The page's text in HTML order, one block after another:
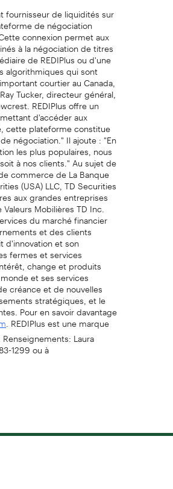
fournisseur de liquidités sur
de négociation
connexion permet aux
à la négociation de titres
de REDIPlus ou d'une
algorithmiques qui sont
courtier au Canada,
Tucker, directeur général,
REDIPlus offre un
d'accéder aux
cette plateforme constitue
négociation." Il ajoute : "En
les plus populaires, nous
à nos clients." Au sujet de
commerce de La Banque
(USA) LLC, TD Securities
aux grandes entreprises
Mobilières TD Inc.
du marché financier
et des clients
d'innovation et son
fermes et services
change et produits
et ses services
créance et de nouvelles
stratégiques, et le
Pour en savoir davantage
. REDIPlus est une marque
Laura
1299 ou à